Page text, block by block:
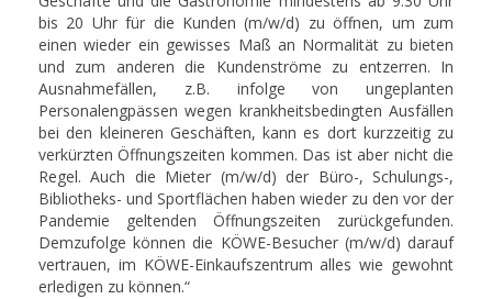
bis 20 Uhr für die Kunden (m/w/d) zu öffnen, um zum
einen wieder ein gewisses Maß an Normalität zu bieten
und zum anderen die Kundenströme zu entzerren. In
Ausnahmefällen, z.B. infolge von ungeplanten
Personalengpässen wegen krankheitsbedingten Ausfällen
bei den kleineren Geschäften, kann es dort kurzzeitig zu
verkürzten Öffnungszeiten kommen. Das ist aber nicht die
Regel. Auch die Mieter (m/w/d) der Büro-, Schulungs-,
Bibliotheks- und Sportflächen haben wieder zu den vor der
Pandemie geltenden Öffnungszeiten zurückgefunden.
Demzufolge können die KÖWE-Besucher (m/w/d) darauf
vertrauen, im KÖWE-Einkaufszentrum alles wie gewohnt
erledigen zu können.“